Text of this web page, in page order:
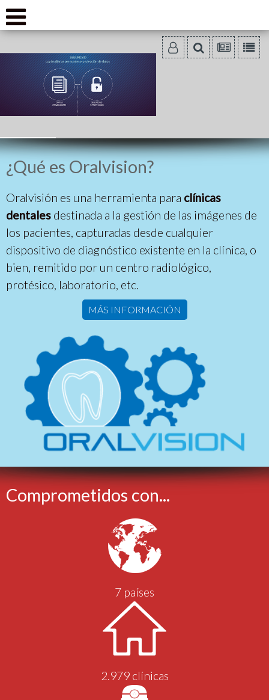
¿Qué es Oralvision?
Oralvisión es una herramienta para clínicas
dentales destinada a la gestión de las imágenes de
los pacientes, capturadas desde cualquier
dispositivo de diagnóstico existente en la clínica, o
bien, remitido por un centro radiológico,
protésico, laboratorio, etc.
MÁS INFORMACIÓN
Comprometidos con...
7 países
2.979clínicas